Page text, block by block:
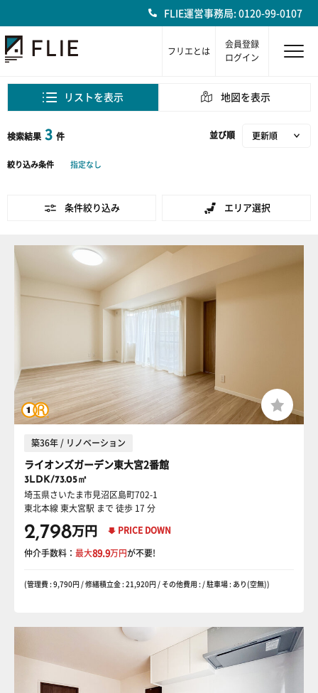
FLIE運営事務局: 0120-99-0107
フリエとは
会員登録
ログイン
リストを表示 地図を表示
検索結果 3 件 並び順
絞り込み条件 指定なし
条件絞り込み エリア選択
築36年 / リノベーション
ライオンズガーデン東大宮2番館
3LDK/73.05㎡
埼玉県さいたま市見沼区島町702-1
東北本線 東大宮駅 まで 徒歩 17 分
2,798万円 PRICE DOWN
仲介手数料： 最大89.9万円が不要!
(管理費 : 9,790円 / 修繕積立金 : 21,920円 / その他費用 : / 駐車場 : あり(空無))